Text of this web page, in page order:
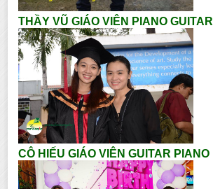
THẦY VŨ GIÁO VIÊN PIANO GUITAR
CÔ HIẾU GIÁO VIÊN GUITAR PIANO